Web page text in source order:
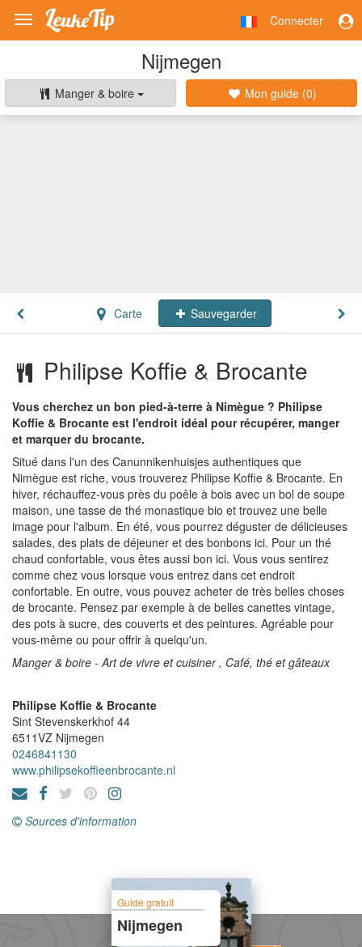
Toggle
navigation
Connecter
Nijmegen
Manger & boire Mon guide (0)
Carte Sauvegarder
Philipse Koffie & Brocante
Vous cherchez un bon pied-à-terre à Nimègue ? Philipse
Koffie & Brocante est l'endroit idéal pour récupérer, manger
et marquer du brocante.
Situé dans l'un des Canunnikenhuisjes authentiques que
Nimègue est riche, vous trouverez Philipse Koffie & Brocante. En
hiver, réchauffez-vous près du poêle à bois avec un bol de soupe
maison, une tasse de thé monastique bio et trouvez une belle
image pour l'album. En été, vous pourrez déguster de délicieuses
salades, des plats de déjeuner et des bonbons ici. Pour un thé
chaud confortable, vous êtes aussi bon ici. Vous vous sentirez
comme chez vous lorsque vous entrez dans cet endroit
confortable. En outre, vous pouvez acheter de très belles choses
de brocante. Pensez par exemple à de belles canettes vintage,
des pots à sucre, des couverts et des peintures. Agréable pour
vous-même ou pour offrir à quelqu'un.
Manger & boire - Art de vivre et cuisiner , Café, thé et gâteaux
Philipse Koffie & Brocante
Sint Stevenskerkhof 44
6511VZ Nijmegen
0246841130
www.philipsekoffieenbrocante.nl
Sources d'information
Guide gratuit
Nijmegen